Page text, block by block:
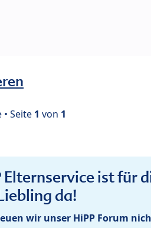
Seite 1 von 1
Elternservice ist für
da!
wir unser HiPP Forum